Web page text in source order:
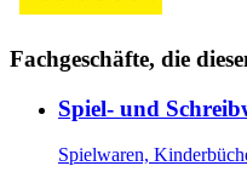
Fachgeschäfte, die
Spiel- und
Spielwaren,